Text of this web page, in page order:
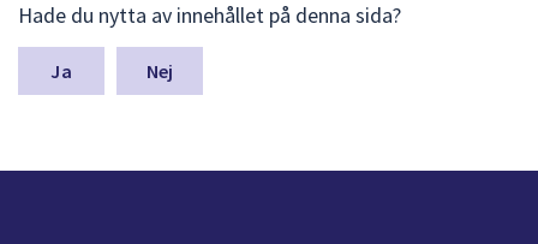
ä
m
a
n
Hade du nytta av innehållet på denna sida?
Nej